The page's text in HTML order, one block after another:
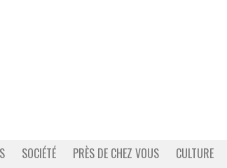
SOCIÉTÉ PRÈS DE CHEZ VOUS CULTURE